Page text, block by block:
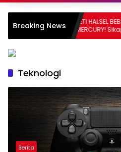
Breaking News
PETI HALSEL BEBAS PAKAI SIANIDA &
MERCURY! Sikap Bungkam Polisi
Dipertanyakan
Teknologi
Berita